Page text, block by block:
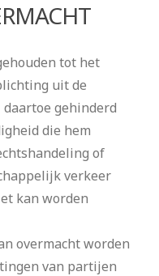
tot het
uit de
gehinderd
die hem
of
verkeer
kan worden
overmacht worden
van partijen